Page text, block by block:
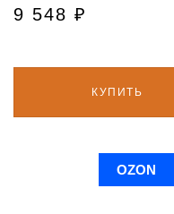
9 548 ₽
КУПИТЬ
OZON